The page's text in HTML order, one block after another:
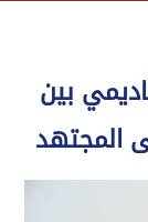
بين
المجتهد